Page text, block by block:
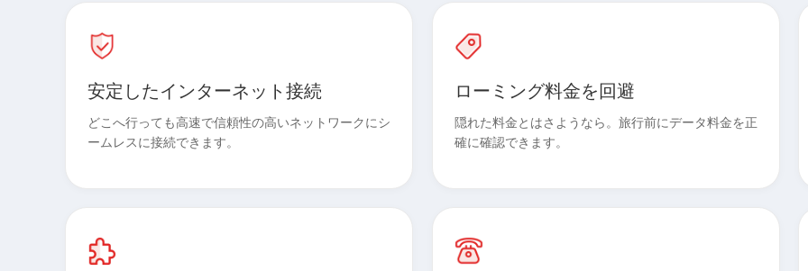
安定したインターネット接続
どこへ行っても高速で信頼性の高いネットワークにシ
ームレスに接続できます。
ローミング料金を回避
隠れた料金とはさようなら。旅行前にデータ料金を正
確に確認できます。